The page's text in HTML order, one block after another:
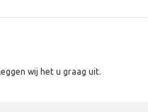
wij het u graag uit.